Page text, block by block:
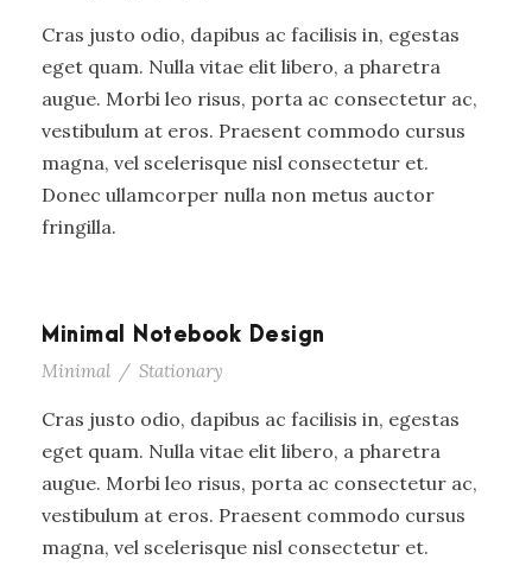
Cras justo odio, dapibus ac facilisis in, egestas
eget quam. Nulla vitae elit libero, a pharetra
augue. Morbi leo risus, porta ac consectetur ac,
vestibulum at eros. Praesent commodo cursus
magna, vel scelerisque nisl consectetur et.
Donec ullamcorper nulla non metus auctor
fringilla.
Minimal Notebook Design
Minimal / Stationary
Cras justo odio, dapibus ac facilisis in, egestas
eget quam. Nulla vitae elit libero, a pharetra
augue. Morbi leo risus, porta ac consectetur ac,
vestibulum at eros. Praesent commodo cursus
magna, vel scelerisque nisl consectetur et.